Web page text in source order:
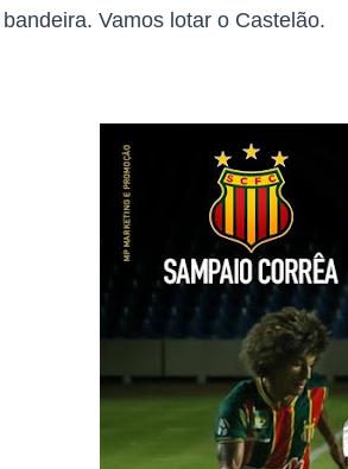
bandeira. Vamos lotar o Castelão.